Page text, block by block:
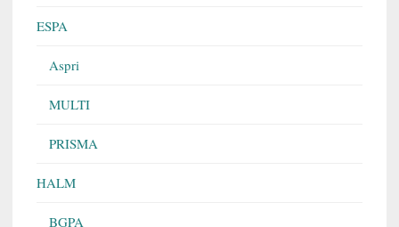
ESPA
Aspri
MULTI
PRISMA
HALM
BGPA